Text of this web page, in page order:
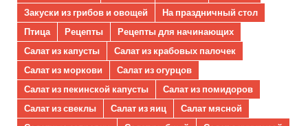
Закуски из грибов и овощей
На праздничный стол
Птица
Рецепты
Рецепты для начинающих
Салат из капусты
Салат из крабовых палочек
Салат из моркови
Салат из огурцов
Салат из пекинской капусты
Салат из помидоров
Салат из свеклы
Салат из яиц
Салат мясной